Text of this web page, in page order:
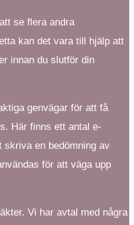
se flera andra
kan det vara till hjälp att
innan du slutför din
genvägar för att få
Här finns ett antal e-
en bedömning av
för att väga upp
Vi har avtal med några